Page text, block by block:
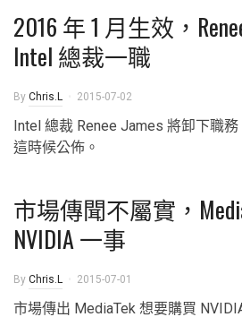
2016 年 1 月生效，
Intel 總裁一職
By Chris.L 2015-07-02
Intel 總裁 Renee James 將卸下職
這時候公佈。
市場傳聞不屬實，
NVIDIA 一事
By Chris.L 2015-07-01
市場傳出 MediaTek 想要購買